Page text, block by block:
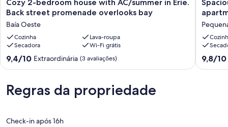
2-
house
with
AC/summer
in
Erie.
street
promenade
Baía
Cozy 2-bedroom house with AC/summer in Erie.
Back street promenade overlooks bay
Baía Oeste
Cozinha
Lava-roupa
Secadora
Wi-Fi grátis
9.4
de
Extraordinária,
(3
9,4/10 Extraordinária (3 avaliações)
fully
king
size
bed
Sleeps
9.8
de
9,8/10
Regras da propriedade
Check-in após 16h